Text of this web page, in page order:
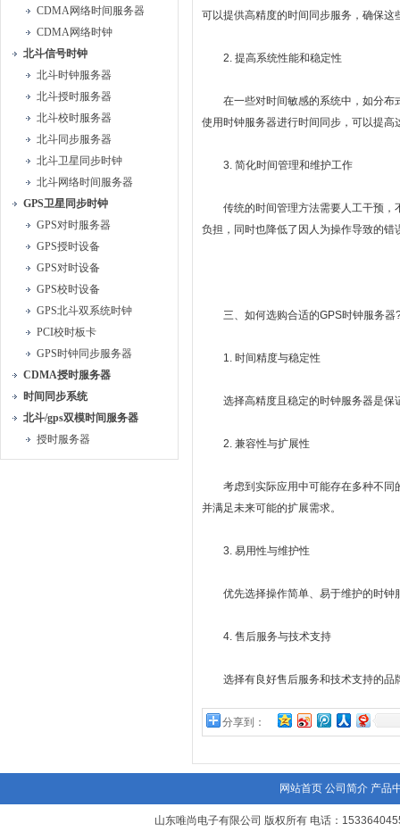
CDMA网络时间服务器
CDMA网络时钟
北斗信号时钟
北斗时钟服务器
北斗授时服务器
北斗校时服务器
北斗同步服务器
北斗卫星同步时钟
北斗网络时间服务器
GPS卫星同步时钟
GPS对时服务器
GPS授时设备
GPS对时设备
GPS校时设备
GPS北斗双系统时钟
PCI校时板卡
GPS时钟同步服务器
CDMA授时服务器
时间同步系统
北斗/gps双模时间服务器
授时服务器
可以提供高精度的时间同步服务，确保
2. 提高系统性能和稳定性
在一些对时间敏感的系统中，如分布
使用时钟服务器进行时间同步，可以提
3. 简化时间管理和维护工作
传统的时间管理方法需要人工干预，
负担，同时也降低了因人为操作导致的错
三、如何选购合适的GPS时钟服务器
1. 时间精度与稳定性
选择高精度且稳定的时钟服务器是保
2. 兼容性与扩展性
考虑到实际应用中可能存在多种不同
并满足未来可能的扩展需求。
3. 易用性与维护性
优先选择操作简单、易于维护的时钟
4. 售后服务与技术支持
选择有良好售后服务和技术支持的品
分享到：
网站首页 公司简介 产品
山东唯尚电子有限公司 版权所有 电话：